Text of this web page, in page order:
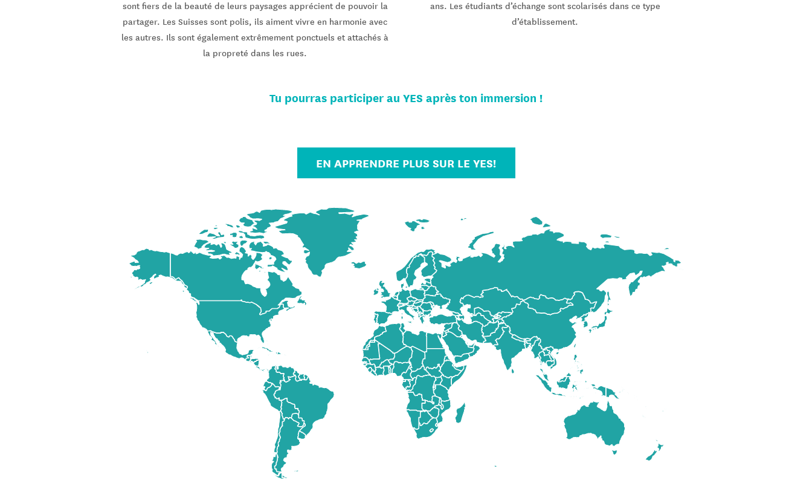
sont fiers de la beauté de leurs paysages apprécient de pouvoir la
partager. Les Suisses sont polis, ils aiment vivre en harmonie avec
les autres. Ils sont également extrêmement ponctuels et attachés à
la propreté dans les rues.
ans. Les étudiants d’échange sont scolarisés dans ce type
d’établissement.
Tu pourras participer au YES après ton immersion !
EN APPRENDRE PLUS SUR LE YES!